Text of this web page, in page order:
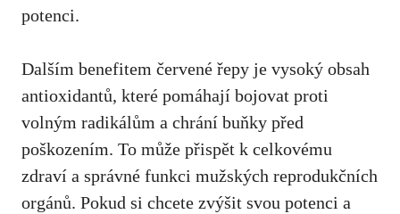
potenci.
Dalším benefitem červené řepy je vysoký obsah
antioxidantů, které pomáhají bojovat proti
volným radikálům a chrání buňky před
poškozením. To může přispět k celkovému
zdraví a správné funkci mužských reprodukčních
orgánů. Pokud si chcete zvýšit svou potenci a